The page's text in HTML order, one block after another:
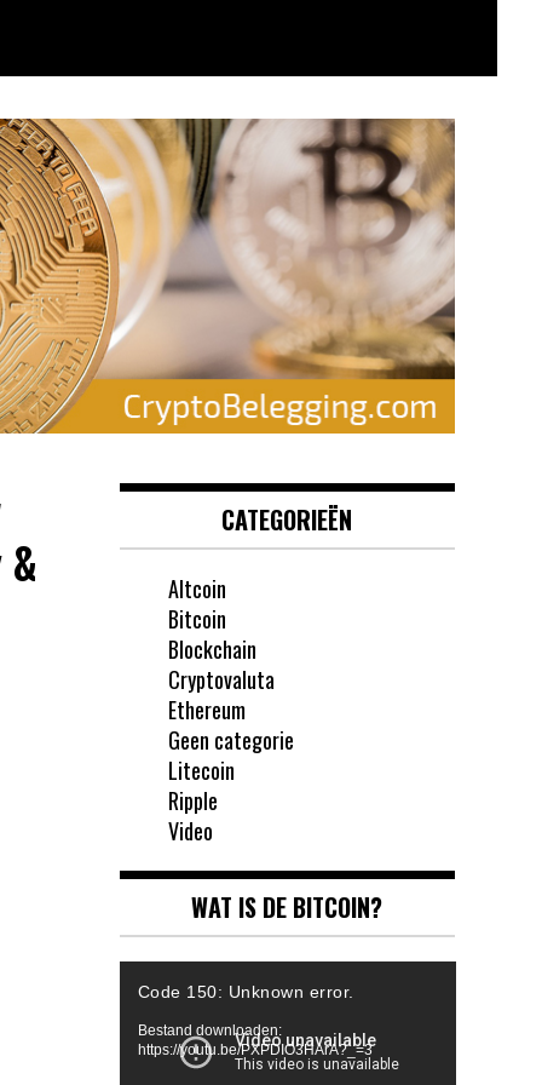
CATEGORIEËN
Altcoin
Bitcoin
Blockchain
Cryptovaluta
Ethereum
Geen categorie
Litecoin
Ripple
Video
WAT IS DE BITCOIN?
Code 150: Unknown error.
Bestand downloaden:
https://youtu.be/PXPDIO3HArA?_=3